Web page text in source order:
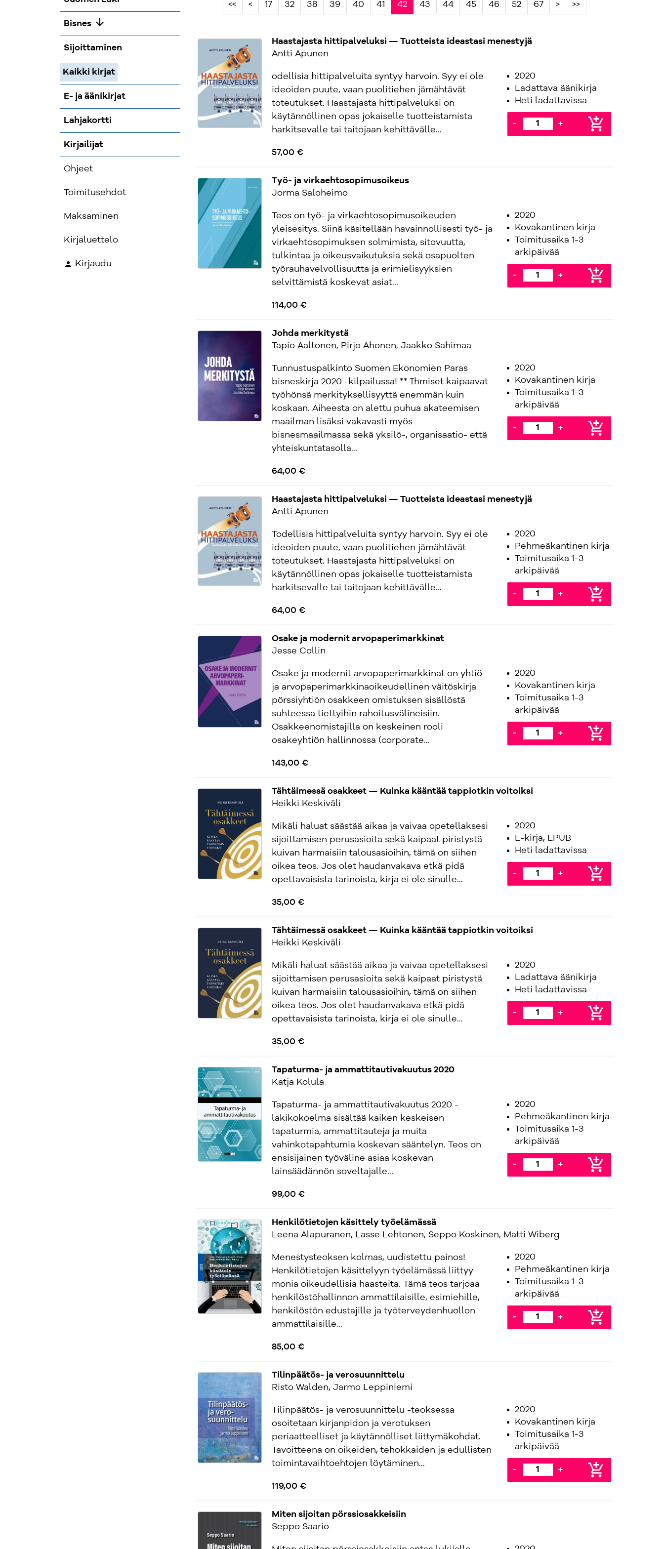
Bisnes arrow_downward
Sijoittaminen
Kaikki kirjat
E- ja äänikirjat
Lahjakortti
Kirjailijat
Ohjeet
Toimitusehdot
Maksaminen
Kirjaluettelo
Kirjaudu
<< < 17 32 38 39 40 41 42 43 44 45 46 52 67 > >>
Haastajasta hittipalveluksi — Tuotteista ideastasi menestyjä
Antti Apunen
odellisia hittipalveluita syntyy harvoin. Syy ei ole
ideoiden puute, vaan puolitiehen jämähtävät
toteutukset. Haastajasta hittipalveluksi on
käytännöllinen opas jokaiselle tuotteistamista
harkitsevalle tai taitojaan kehittävälle...
57,00 €
2020
Ladattava äänikirja
Heti ladattavissa
- + add_shopping_cart
Työ- ja virkaehtosopimusoikeus
Jorma Saloheimo
Teos on työ- ja virkaehtosopimusoikeuden
yleisesitys. Siinä käsitellään havainnollisesti työ- ja
virkaehtosopimuksen solmimista, sitovuutta,
tulkintaa ja oikeusvaikutuksia sekä osapuolten
työrauhavelvollisuutta ja erimielisyyksien
selvittämistä koskevat asiat...
114,00 €
2020
Kovakantinen kirja
Toimitusaika 1-3
arkipäivää
- + add_shopping_cart
Johda merkitystä
Tapio Aaltonen, Pirjo Ahonen, Jaakko Sahimaa
Tunnustuspalkinto Suomen Ekonomien Paras
bisneskirja 2020 -kilpailussa! ** Ihmiset kaipaavat
työhönsä merkityksellisyyttä enemmän kuin
koskaan. Aiheesta on alettu puhua akateemisen
maailman lisäksi vakavasti myös
bisnesmaailmassa sekä yksilö-, organisaatio- että
yhteiskuntatasolla...
64,00 €
2020
Kovakantinen kirja
Toimitusaika 1-3
arkipäivää
- + add_shopping_cart
Haastajasta hittipalveluksi — Tuotteista ideastasi menestyjä
Antti Apunen
Todellisia hittipalveluita syntyy harvoin. Syy ei ole
ideoiden puute, vaan puolitiehen jämähtävät
toteutukset. Haastajasta hittipalveluksi on
käytännöllinen opas jokaiselle tuotteistamista
harkitsevalle tai taitojaan kehittävälle...
64,00 €
2020
Pehmeäkantinen kirja
Toimitusaika 1-3
arkipäivää
- + add_shopping_cart
Osake ja modernit arvopaperimarkkinat
Jesse Collin
Osake ja modernit arvopaperimarkkinat on yhtiö-
ja arvopaperimarkkinaoikeudellinen väitöskirja
pörssiyhtiön osakkeen omistuksen sisällöstä
suhteessa tiettyihin rahoitusvälineisiin.
Osakkeenomistajilla on keskeinen rooli
osakeyhtiön hallinnossa (corporate...
143,00 €
2020
Kovakantinen kirja
Toimitusaika 1-3
arkipäivää
- + add_shopping_cart
Tähtäimessä osakkeet — Kuinka kääntää tappiotkin voitoiksi
Heikki Keskiväli
Mikäli haluat säästää aikaa ja vaivaa opetellaksesi
sijoittamisen perusasioita sekä kaipaat piristystä
kuivan harmaisiin talousasioihin, tämä on siihen
oikea teos. Jos olet haudanvakava etkä pidä
opettavaisista tarinoista, kirja ei ole sinulle...
35,00 €
2020
E-kirja, EPUB
Heti ladattavissa
- + add_shopping_cart
Tähtäimessä osakkeet — Kuinka kääntää tappiotkin voitoiksi
Heikki Keskiväli
Mikäli haluat säästää aikaa ja vaivaa opetellaksesi
sijoittamisen perusasioita sekä kaipaat piristystä
kuivan harmaisiin talousasioihin, tämä on siihen
oikea teos. Jos olet haudanvakava etkä pidä
opettavaisista tarinoista, kirja ei ole sinulle...
35,00 €
2020
Ladattava äänikirja
Heti ladattavissa
- + add_shopping_cart
Tapaturma- ja ammattitautivakuutus 2020
Katja Kolula
Tapaturma- ja ammattitautivakuutus 2020 -
lakikokoelma sisältää kaiken keskeisen
tapaturmia, ammattitauteja ja muita
vahinkotapahtumia koskevan sääntelyn. Teos on
ensisijainen työväline asiaa koskevan
lainsäädännön soveltajalle...
99,00 €
2020
Pehmeäkantinen kirja
Toimitusaika 1-3
arkipäivää
- + add_shopping_cart
Henkilötietojen käsittely työelämässä
Leena Alapuranen, Lasse Lehtonen, Seppo Koskinen, Matti Wiberg
Menestysteoksen kolmas, uudistettu painos!
Henkilötietojen käsittelyyn työelämässä liittyy
monia oikeudellisia haasteita. Tämä teos tarjoaa
henkilöstöhallinnon ammattilaisille, esimiehille,
henkilöstön edustajille ja työterveydenhuollon
ammattilaisille...
85,00 €
2020
Pehmeäkantinen kirja
Toimitusaika 1-3
arkipäivää
- + add_shopping_cart
Tilinpäätös- ja verosuunnittelu
Risto Walden, Jarmo Leppiniemi
Tilinpäätös- ja verosuunnittelu -teoksessa
osoitetaan kirjanpidon ja verotuksen
periaatteelliset ja käytännölliset liittymäkohdat.
Tavoitteena on oikeiden, tehokkaiden ja edullisten
toimintavaihtoehtojen löytäminen...
119,00 €
2020
Kovakantinen kirja
Toimitusaika 1-3
arkipäivää
- + add_shopping_cart
Miten sijoitan pörssiosakkeisiin
Seppo Saario